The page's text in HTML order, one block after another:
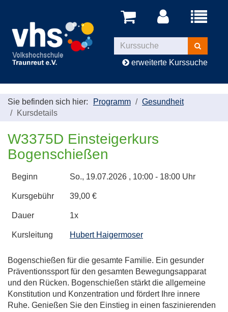
Menü
Kurse
suchen
erweiterte Kurssuche
Sie befinden sich hier: Programm
Gesundheit
Kursdetails
W3375D Einsteigerkurs
Bogenschießen
Beginn So., 19.07.2026 , 10:00 - 18:00 Uhr
Kursgebühr 39,00 €
Dauer 1x
Kursleitung Hubert Haigermoser
Bogenschießen für die gesamte Familie. Ein gesunder
Präventionssport für den gesamten Bewegungsapparat
und den Rücken. Bogenschießen stärkt die allgemeine
Konstitution und Konzentration und fördert Ihre innere
Ruhe. Genießen Sie den Einstieg in einen faszinierenden